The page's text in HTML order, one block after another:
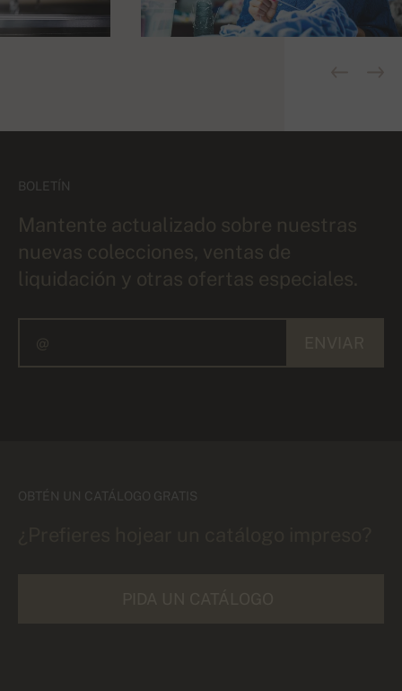
BOLETÍN
Mantente actualizado sobre nuestras
nuevas colecciones, ventas de
liquidación y otras ofertas especiales.
OBTÉN UN CATÁLOGO GRATIS